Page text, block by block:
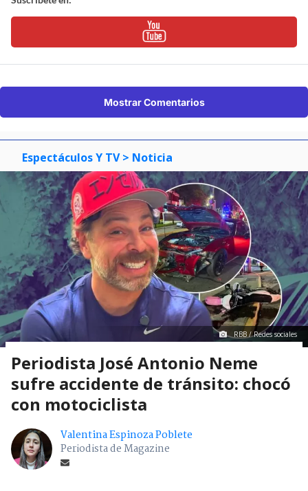
Mostrar Comentarios
Espectáculos Y TV > Noticia
RBB / Redes sociales
Periodista José Antonio Neme
sufre accidente de tránsito: chocó
con motociclista
Valentina Espinoza Poblete
Periodista de Magazine